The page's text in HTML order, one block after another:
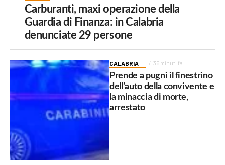
Carburanti, maxi operazione della
Guardia di Finanza: in Calabria
denunciate 29 persone
CALABRIA 35 minuti fa
Prende a pugni il finestrino
dell’auto della convivente e
la minaccia di morte,
arrestato